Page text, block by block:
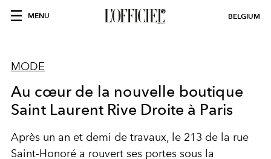
MENU BELGIUM
MODE
Au cœur de la nouvelle boutique
Saint Laurent Rive Droite à Paris
Après un an et demi de travaux, le 213 de la rue
Saint-Honoré a rouvert ses portes sous la